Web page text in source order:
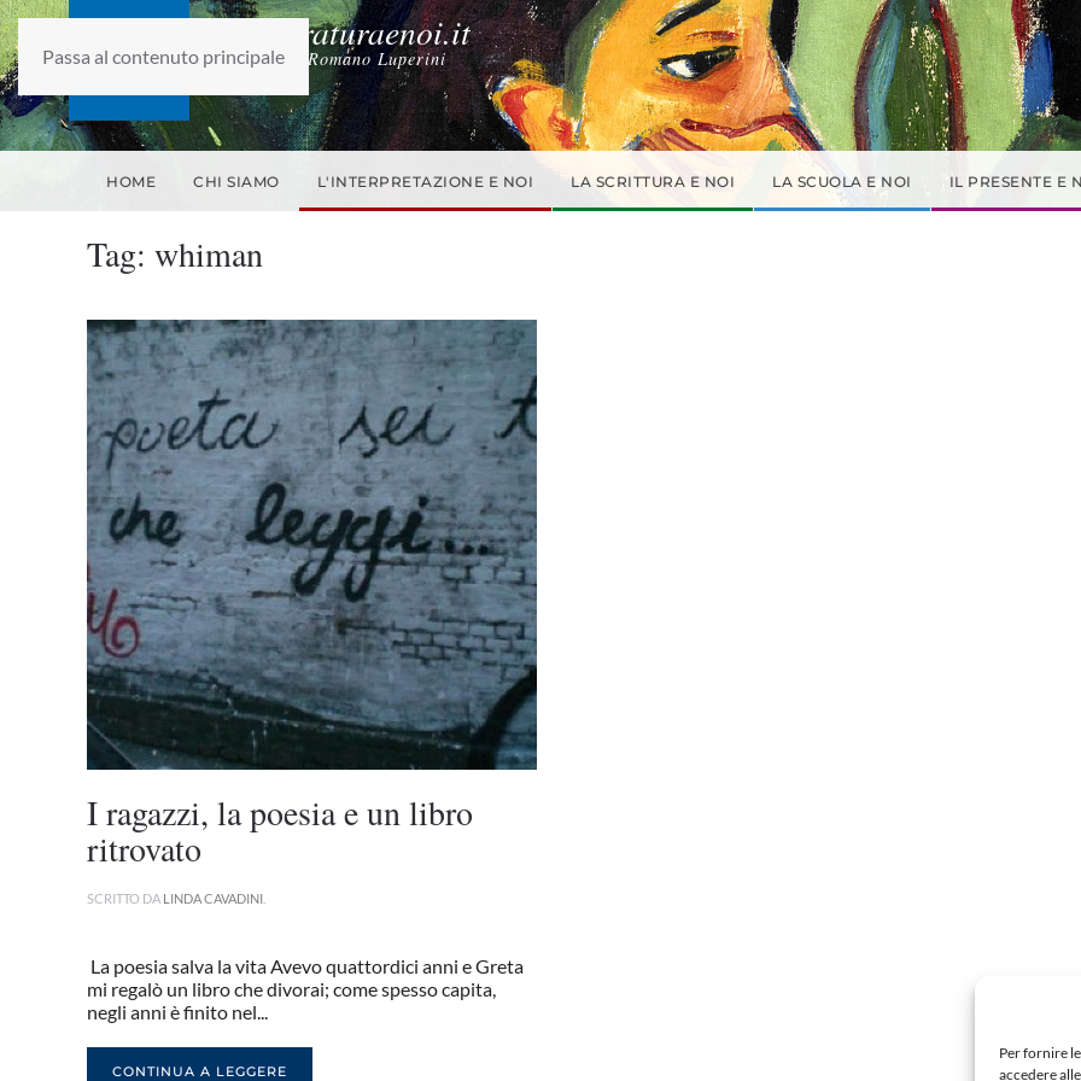
Per fornire
accedere
Passa al contenuto principale
laletteraturaenoi.it
fondato da Romano Luperini
HOME CHI SIAMO L'INTERPRETAZIONE E NOI LA SCRITTURA E NOI LA SCUOLA E NOI IL PRESENTE E
Tag: whiman
I ragazzi, la poesia e un libro
ritrovato
SCRITTO DA LINDA CAVADINI
La poesia salva la vita Avevo quattordici anni e Greta
mi regalò un libro che divorai; come spesso capita,
negli anni è finito nel...
CONTINUA A LEGGERE